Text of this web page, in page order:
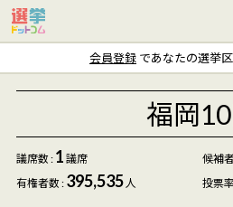
会員登録 であなたの選挙
福岡
議席数 : 1 議席 候補
有権者数 : 395,535人 投票